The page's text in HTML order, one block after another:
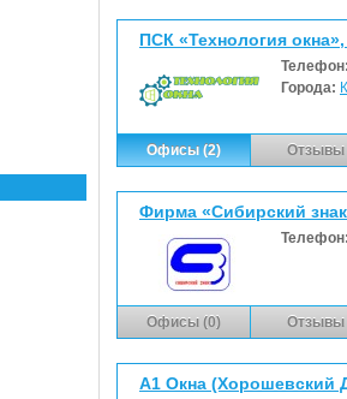
ПСК «Технология
Города:
Офисы (2) Отзывы
Фирма «Сибирский
Офисы (0) Отзывы
А1 Окна (Хорошевский